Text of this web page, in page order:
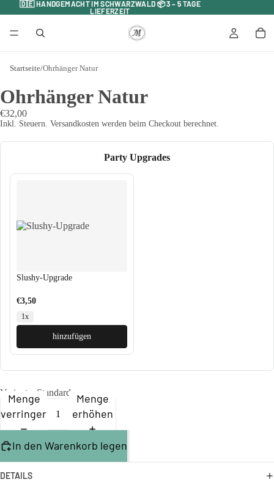
🇩🇪 HANDGEMACHT IM SCHWARZWALD 📦 3 – 5 TAGE
LIEFERZEIT
🇩🇪 HANDGEMACHT IM SCHWARZWALD 📦 3 – 5 TAGE
LIEFERZEIT
Startseite/Ohrhänger Natur
Ohrhänger Natur
€32,00
Inkl. Steuern. Versandkosten werden beim Checkout berechnet.
Party Upgrades
Slushy-Upgrade
€3,50
1x
hinzufügen
Variante Standard
Menge
verringern
Menge
erhöhen
In den Warenkorb legen
DETAILS